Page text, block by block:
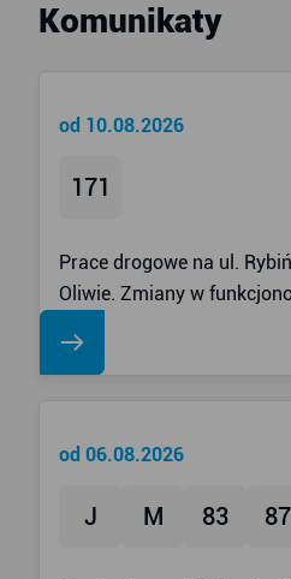
Komunikaty
od 10.08.2026
171
Prace drogowe na ul.
Oliwie. Zmiany w
od 06.08.2026
J M 83 87